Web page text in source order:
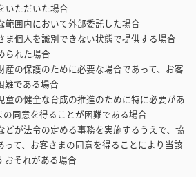
いただいた場合
範囲内において外部委託した場合
ま個人を識別できない状態で提供する場合
られた場合
産の保護のために必要な場合であって、お客
難である場合
童の健全な育成の推進のために特に必要があ
同意を得ることが困難である場合
どが法令の定める事務を実施するうえで、協
て、お客さまの同意を得ることにより当該
おそれがある場合